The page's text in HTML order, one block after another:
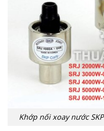
Khớp nối xoay nước